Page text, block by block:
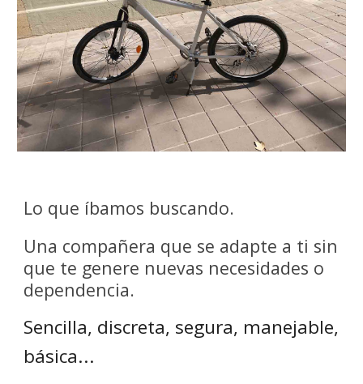
Lo que íbamos buscando.
Una compañera que se adapte a ti sin
que te genere nuevas necesidades o
dependencia.
Sencilla, discreta, segura, manejable,
básica...